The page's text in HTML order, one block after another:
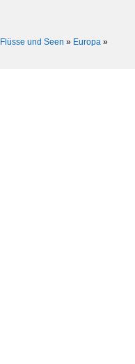
Flüsse und Seen » Europa »